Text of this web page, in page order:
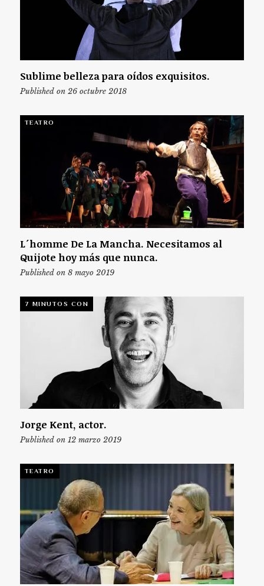
Sublime belleza para oídos exquisitos.
Published on 26 octubre 2018
TEATRO
L´homme De La Mancha. Necesitamos al
Quijote hoy más que nunca.
Published on 8 mayo 2019
7 MINUTOS CON
Jorge Kent, actor.
Published on 12 marzo 2019
TEATRO